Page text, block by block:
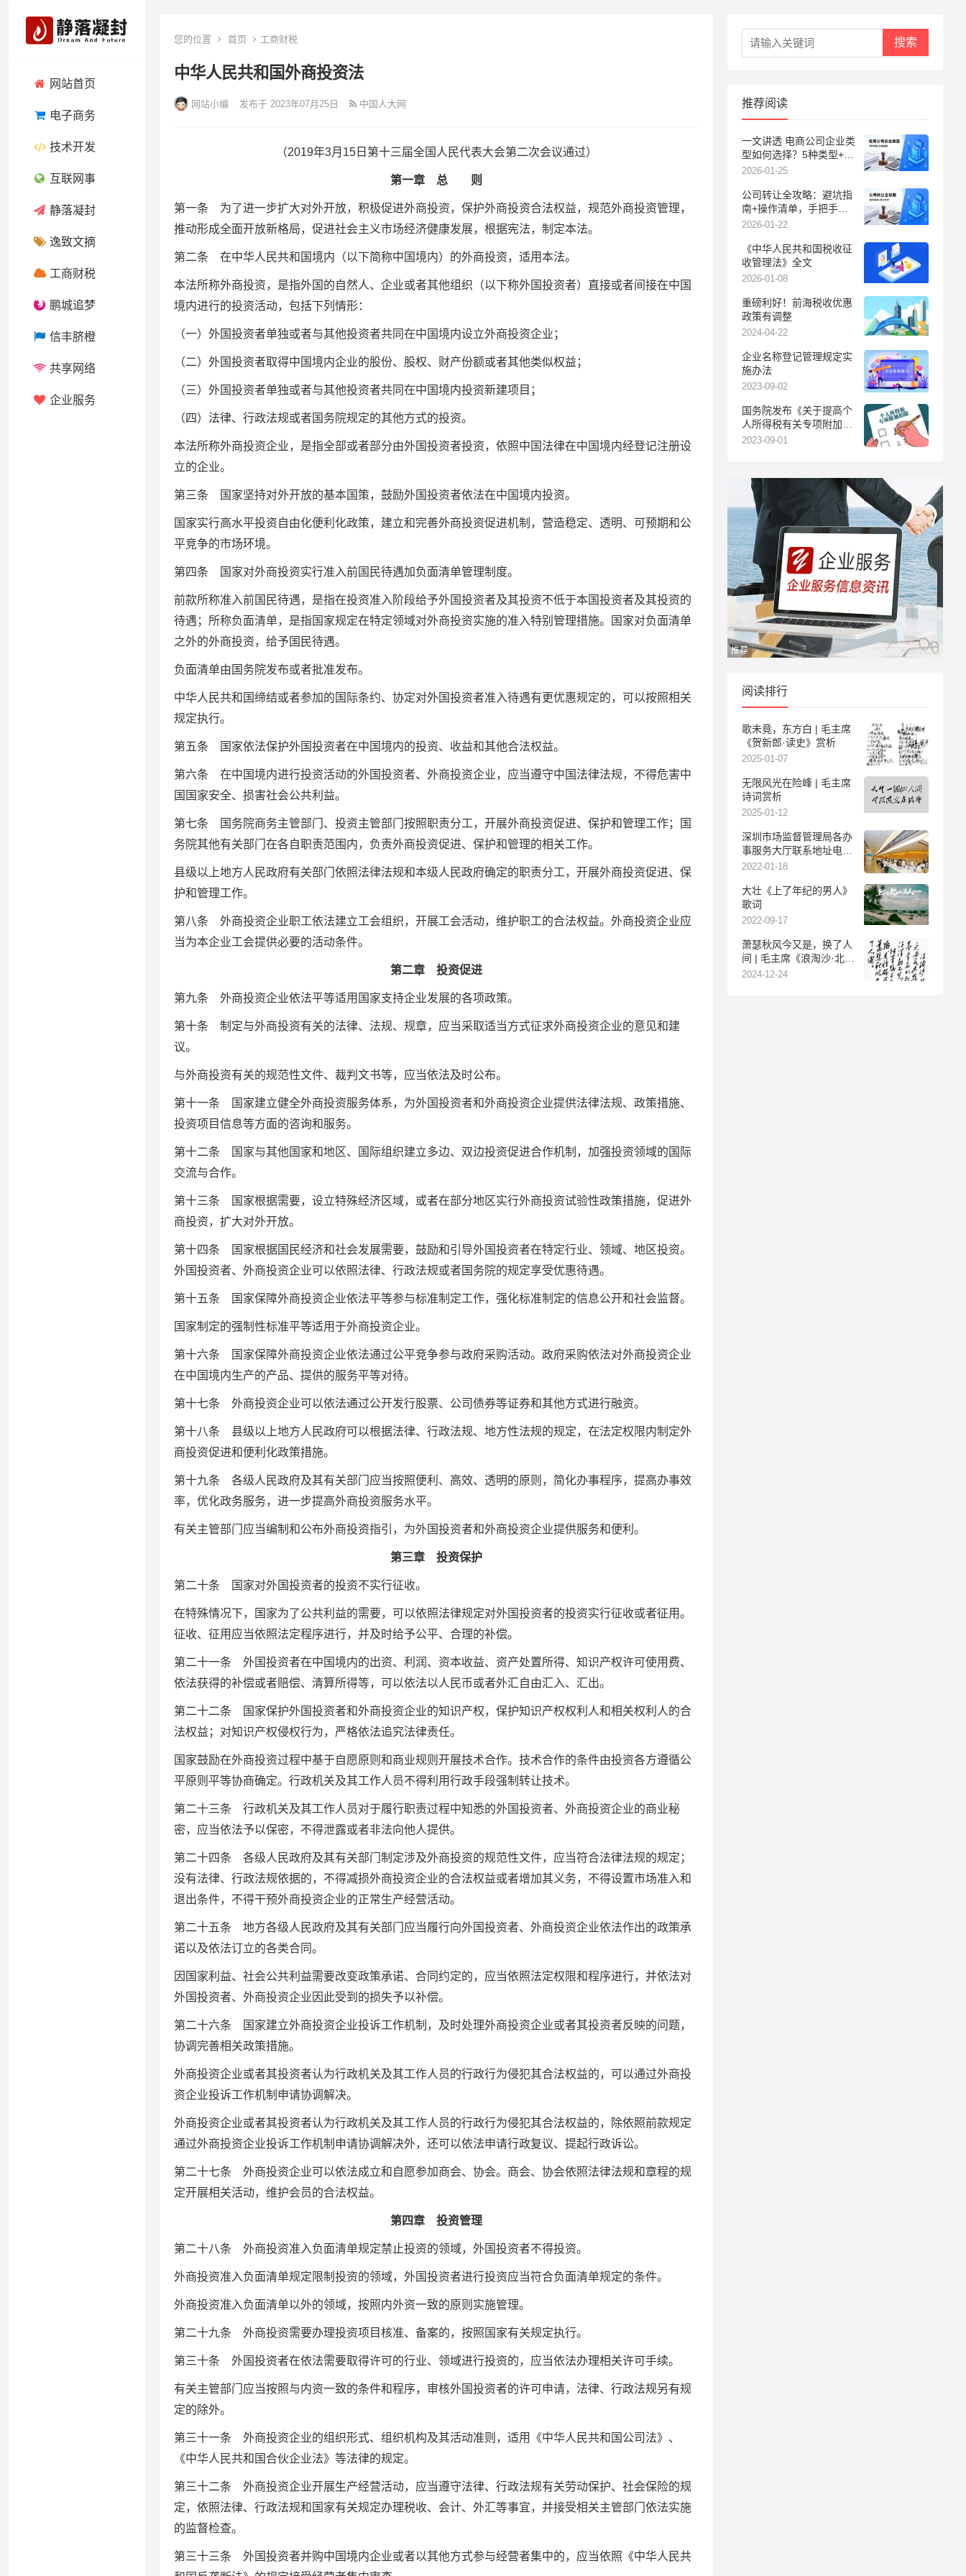
网站首页
电子商务
技术开发
互联网事
静落凝封
逸致文摘
工商财税
鹏城追梦
信丰脐橙
共享网络
企业服务
您的位置 首页 工商财税
中华人民共和国外商投资法
网站小编 发布于 2023年07月25日 中国人大网
（2019年3月15日第十三届全国人民代表大会第二次会议通过）
第一章 总 则
第一条 为了进一步扩大对外开放，积极促进外商投资，保护外商投资合法权益，规范外商投资管理，
推动形成全面开放新格局，促进社会主义市场经济健康发展，根据宪法，制定本法。
第二条 在中华人民共和国境内（以下简称中国境内）的外商投资，适用本法。
本法所称外商投资，是指外国的自然人、企业或者其他组织（以下称外国投资者）直接或者间接在中国
境内进行的投资活动，包括下列情形：
（一）外国投资者单独或者与其他投资者共同在中国境内设立外商投资企业；
（二）外国投资者取得中国境内企业的股份、股权、财产份额或者其他类似权益；
（三）外国投资者单独或者与其他投资者共同在中国境内投资新建项目；
（四）法律、行政法规或者国务院规定的其他方式的投资。
本法所称外商投资企业，是指全部或者部分由外国投资者投资，依照中国法律在中国境内经登记注册设
立的企业。
第三条 国家坚持对外开放的基本国策，鼓励外国投资者依法在中国境内投资。
国家实行高水平投资自由化便利化政策，建立和完善外商投资促进机制，营造稳定、透明、可预期和公
平竞争的市场环境。
第四条 国家对外商投资实行准入前国民待遇加负面清单管理制度。
前款所称准入前国民待遇，是指在投资准入阶段给予外国投资者及其投资不低于本国投资者及其投资的
待遇；所称负面清单，是指国家规定在特定领域对外商投资实施的准入特别管理措施。国家对负面清单
之外的外商投资，给予国民待遇。
负面清单由国务院发布或者批准发布。
中华人民共和国缔结或者参加的国际条约、协定对外国投资者准入待遇有更优惠规定的，可以按照相关
规定执行。
第五条 国家依法保护外国投资者在中国境内的投资、收益和其他合法权益。
第六条 在中国境内进行投资活动的外国投资者、外商投资企业，应当遵守中国法律法规，不得危害中
国国家安全、损害社会公共利益。
第七条 国务院商务主管部门、投资主管部门按照职责分工，开展外商投资促进、保护和管理工作；国
务院其他有关部门在各自职责范围内，负责外商投资促进、保护和管理的相关工作。
县级以上地方人民政府有关部门依照法律法规和本级人民政府确定的职责分工，开展外商投资促进、保
护和管理工作。
第八条 外商投资企业职工依法建立工会组织，开展工会活动，维护职工的合法权益。外商投资企业应
当为本企业工会提供必要的活动条件。
第二章 投资促进
第九条 外商投资企业依法平等适用国家支持企业发展的各项政策。
第十条 制定与外商投资有关的法律、法规、规章，应当采取适当方式征求外商投资企业的意见和建
议。
与外商投资有关的规范性文件、裁判文书等，应当依法及时公布。
第十一条 国家建立健全外商投资服务体系，为外国投资者和外商投资企业提供法律法规、政策措施、
投资项目信息等方面的咨询和服务。
第十二条 国家与其他国家和地区、国际组织建立多边、双边投资促进合作机制，加强投资领域的国际
交流与合作。
第十三条 国家根据需要，设立特殊经济区域，或者在部分地区实行外商投资试验性政策措施，促进外
商投资，扩大对外开放。
第十四条 国家根据国民经济和社会发展需要，鼓励和引导外国投资者在特定行业、领域、地区投资。
外国投资者、外商投资企业可以依照法律、行政法规或者国务院的规定享受优惠待遇。
第十五条 国家保障外商投资企业依法平等参与标准制定工作，强化标准制定的信息公开和社会监督。
国家制定的强制性标准平等适用于外商投资企业。
第十六条 国家保障外商投资企业依法通过公平竞争参与政府采购活动。政府采购依法对外商投资企业
在中国境内生产的产品、提供的服务平等对待。
第十七条 外商投资企业可以依法通过公开发行股票、公司债券等证券和其他方式进行融资。
第十八条 县级以上地方人民政府可以根据法律、行政法规、地方性法规的规定，在法定权限内制定外
商投资促进和便利化政策措施。
第十九条 各级人民政府及其有关部门应当按照便利、高效、透明的原则，简化办事程序，提高办事效
率，优化政务服务，进一步提高外商投资服务水平。
有关主管部门应当编制和公布外商投资指引，为外国投资者和外商投资企业提供服务和便利。
第三章 投资保护
第二十条 国家对外国投资者的投资不实行征收。
在特殊情况下，国家为了公共利益的需要，可以依照法律规定对外国投资者的投资实行征收或者征用。
征收、征用应当依照法定程序进行，并及时给予公平、合理的补偿。
第二十一条 外国投资者在中国境内的出资、利润、资本收益、资产处置所得、知识产权许可使用费、
依法获得的补偿或者赔偿、清算所得等，可以依法以人民币或者外汇自由汇入、汇出。
第二十二条 国家保护外国投资者和外商投资企业的知识产权，保护知识产权权利人和相关权利人的合
法权益；对知识产权侵权行为，严格依法追究法律责任。
国家鼓励在外商投资过程中基于自愿原则和商业规则开展技术合作。技术合作的条件由投资各方遵循公
平原则平等协商确定。行政机关及其工作人员不得利用行政手段强制转让技术。
第二十三条 行政机关及其工作人员对于履行职责过程中知悉的外国投资者、外商投资企业的商业秘
密，应当依法予以保密，不得泄露或者非法向他人提供。
第二十四条 各级人民政府及其有关部门制定涉及外商投资的规范性文件，应当符合法律法规的规定；
没有法律、行政法规依据的，不得减损外商投资企业的合法权益或者增加其义务，不得设置市场准入和
退出条件，不得干预外商投资企业的正常生产经营活动。
第二十五条 地方各级人民政府及其有关部门应当履行向外国投资者、外商投资企业依法作出的政策承
诺以及依法订立的各类合同。
因国家利益、社会公共利益需要改变政策承诺、合同约定的，应当依照法定权限和程序进行，并依法对
外国投资者、外商投资企业因此受到的损失予以补偿。
第二十六条 国家建立外商投资企业投诉工作机制，及时处理外商投资企业或者其投资者反映的问题，
协调完善相关政策措施。
外商投资企业或者其投资者认为行政机关及其工作人员的行政行为侵犯其合法权益的，可以通过外商投
资企业投诉工作机制申请协调解决。
外商投资企业或者其投资者认为行政机关及其工作人员的行政行为侵犯其合法权益的，除依照前款规定
通过外商投资企业投诉工作机制申请协调解决外，还可以依法申请行政复议、提起行政诉讼。
第二十七条 外商投资企业可以依法成立和自愿参加商会、协会。商会、协会依照法律法规和章程的规
定开展相关活动，维护会员的合法权益。
第四章 投资管理
第二十八条 外商投资准入负面清单规定禁止投资的领域，外国投资者不得投资。
外商投资准入负面清单规定限制投资的领域，外国投资者进行投资应当符合负面清单规定的条件。
外商投资准入负面清单以外的领域，按照内外资一致的原则实施管理。
第二十九条 外商投资需要办理投资项目核准、备案的，按照国家有关规定执行。
第三十条 外国投资者在依法需要取得许可的行业、领域进行投资的，应当依法办理相关许可手续。
有关主管部门应当按照与内资一致的条件和程序，审核外国投资者的许可申请，法律、行政法规另有规
定的除外。
第三十一条 外商投资企业的组织形式、组织机构及其活动准则，适用《中华人民共和国公司法》、
《中华人民共和国合伙企业法》等法律的规定。
第三十二条 外商投资企业开展生产经营活动，应当遵守法律、行政法规有关劳动保护、社会保险的规
定，依照法律、行政法规和国家有关规定办理税收、会计、外汇等事宜，并接受相关主管部门依法实施
的监督检查。
第三十三条 外国投资者并购中国境内企业或者以其他方式参与经营者集中的，应当依照《中华人民共
搜索
推荐阅读
一文讲透 电商公司企业类
型如何选择？5种类型+决
策指南，帮你找到适合的
2026-01-25
公司转让全攻略：避坑指
南+操作清单，手把手教
你安全交割
2026-01-22
《中华人民共和国税收征
收管理法》全文
2026-01-08
重磅利好！前海税收优惠
政策有调整
2024-04-22
企业名称登记管理规定实
施办法
2023-09-02
国务院发布《关于提高个
人所得税有关专项附加扣
除标准》的通知
2023-09-01
推荐
阅读排行
歌未竟，东方白 | 毛主席
《贺新郎·读史》赏析
2025-01-07
无限风光在险峰 | 毛主席
诗词赏析
2025-01-12
深圳市场监督管理局各办
事服务大厅联系地址电话
及服务时间
2022-01-18
大壮《上了年纪的男人》
歌词
2022-09-17
萧瑟秋风今又是，换了人
间 | 毛主席《浪淘沙·北戴
河》赏析
2024-12-24